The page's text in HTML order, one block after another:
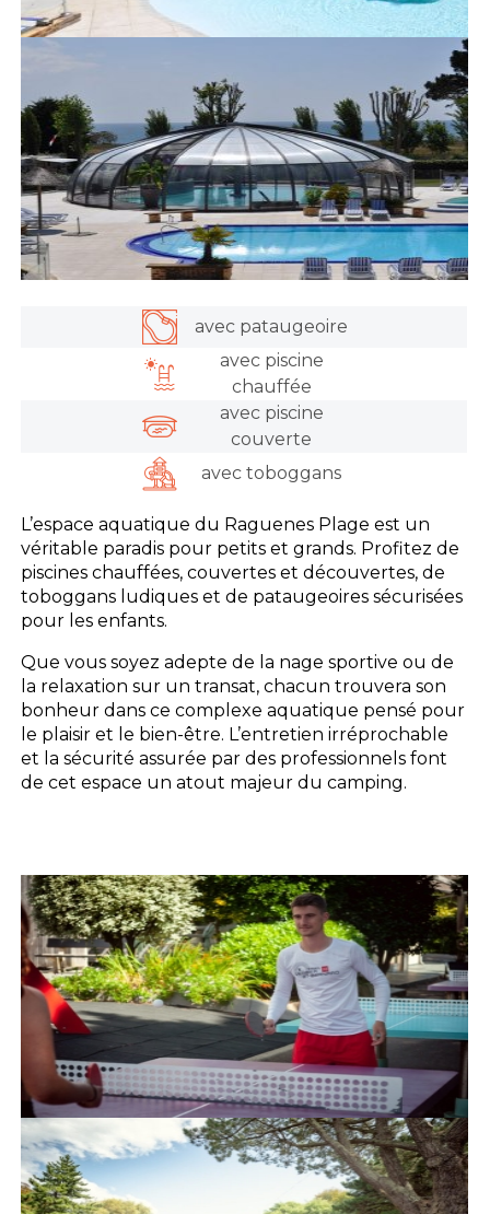
avec pataugeoire
avec piscine
chauffée
avec piscine
couverte
avec toboggans
L’espace aquatique du Raguenes Plage est un
véritable paradis pour petits et grands. Profitez de
piscines chauffées, couvertes et découvertes, de
toboggans ludiques et de pataugeoires sécurisées
pour les enfants.
Que vous soyez adepte de la nage sportive ou de
la relaxation sur un transat, chacun trouvera son
bonheur dans ce complexe aquatique pensé pour
le plaisir et le bien-être. L’entretien irréprochable
et la sécurité assurée par des professionnels font
de cet espace un atout majeur du camping.